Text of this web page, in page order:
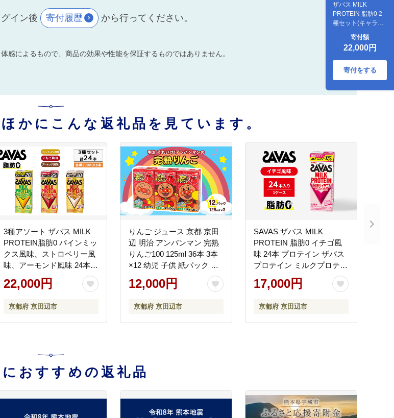
ザバス MILK
PROTEIN 脂肪0 2
種セット(キャラメ
ト味) 24本入り
寄付額
22,000円
寄付をする
イン後 寄付履歴 から行ってください。
感によるもので、商品の効果や性能を保証するものではありません。
かにこんな返礼品を見ています。
3種アソート ザバス MILK
PROTEIN脂肪0 パインミッ
クス風味、ストロベリー風
味、アーモンド風味 24本入
り（各8本）プロテイン ミ
ルクプロテイン ドリンク
プロテインドリンク 運動
スポーツ 京都 京都府 京田
22,000円
京都府 京田辺市
りんご ジュース 京都 京田
辺 明治 アンパンマン 完熟
りんご100 125ml 36本 3本
×12 幼児 子供 紙パック 飲
料 ベビーフード まとめ買
い 備蓄 常温 保存 リンゴ
るさと納税 京都府 京田辺
市
12,000円
京都府 京田辺市
SAVAS ザバス MILK
PROTEIN 脂肪0 イチゴ風
味 24本 プロテイン ザバス
プロテイン ミルクプロテイ
ン ドリンク 飲み物 運動後
の水分補給 プロテインドリ
ーツ 京都 京都府 京田辺市
17,000円
京都府 京田辺市
おすすめの返礼品